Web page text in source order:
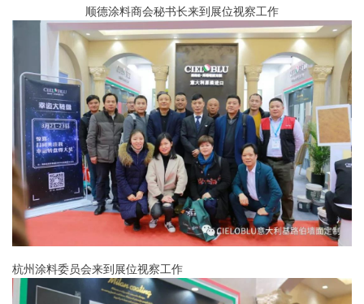
顺德涂料商会秘书长来到展位视察工作
杭州涂料委员会来到展位视察工作